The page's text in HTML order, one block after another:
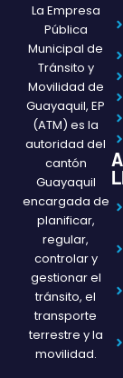
La Empresa
Pública
Municipal de
Tránsito y
Movilidad de
Guayaquil, EP
(ATM) es la
autoridad del
cantón
Guayaquil
encargada de
planificar,
regular,
controlar y
gestionar el
tránsito, el
transporte
terrestre y la
movilidad.